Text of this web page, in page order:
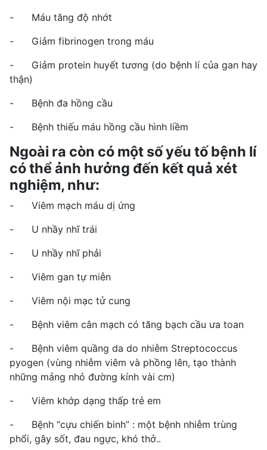
- Máu tăng độ nhớt
- Giảm fibrinogen trong máu
- Giảm protein huyết tương (do bệnh lí của gan hay
thận)
- Bệnh đa hồng cầu
- Bệnh thiếu máu hồng cầu hình liềm
Ngoài ra còn có một số yếu tố bệnh lí
có thể ảnh hưởng đến kết quả xét
nghiệm, như:
- Viêm mạch máu dị ứng
- U nhầy nhĩ trái
- U nhầy nhĩ phải
- Viêm gan tự miễn
- Viêm nội mạc tử cung
- Bệnh viêm cân mạch có tăng bạch cầu ưa toan
- Bệnh viêm quầng da do nhiễm Streptococcus
pyogen (vùng nhiễm viêm và phồng lên, tạo thành
những mảng nhỏ đường kính vài cm)
- Viêm khớp dạng thấp trẻ em
- Bệnh “cựu chiến binh” : một bệnh nhiễm trùng
phổi, gây sốt, đau ngực, khó thở..